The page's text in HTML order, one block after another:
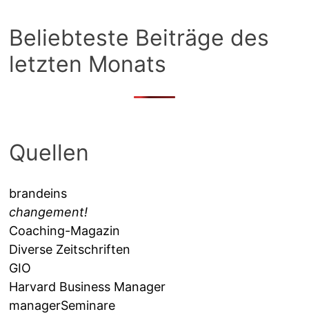
Beliebteste Beiträge des
letzten Monats
Quellen
brandeins
changement!
Coaching-Magazin
Diverse Zeitschriften
GIO
Harvard Business Manager
managerSeminare